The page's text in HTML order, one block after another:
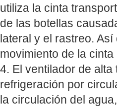
utiliza la cinta
de las botellas
lateral y el rastreo.
movimiento de la
4. El ventilador de
refrigeración por
la circulación del